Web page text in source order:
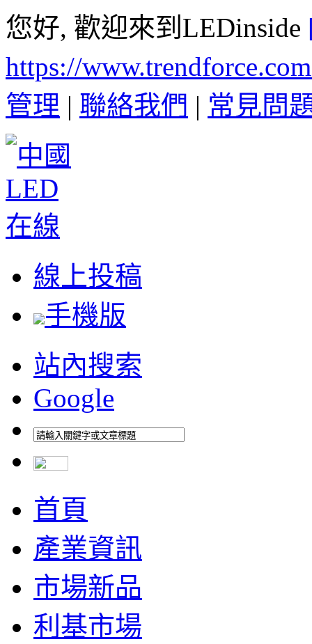
您好, 歡迎來到LEDinside
https://
管理 | 聯絡我們 | 常見問
線上投稿
手機版
站內搜索
Google
首頁
產業資訊
市場新品
利基市場